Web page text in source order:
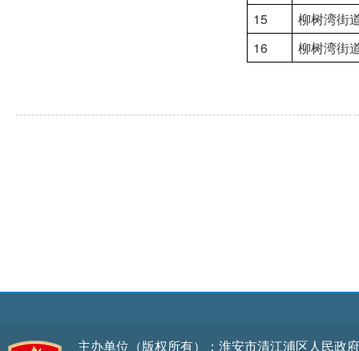
15
柳树湾街
16
柳树湾街
主办单位（版权所有）：淮安市清江浦区人民